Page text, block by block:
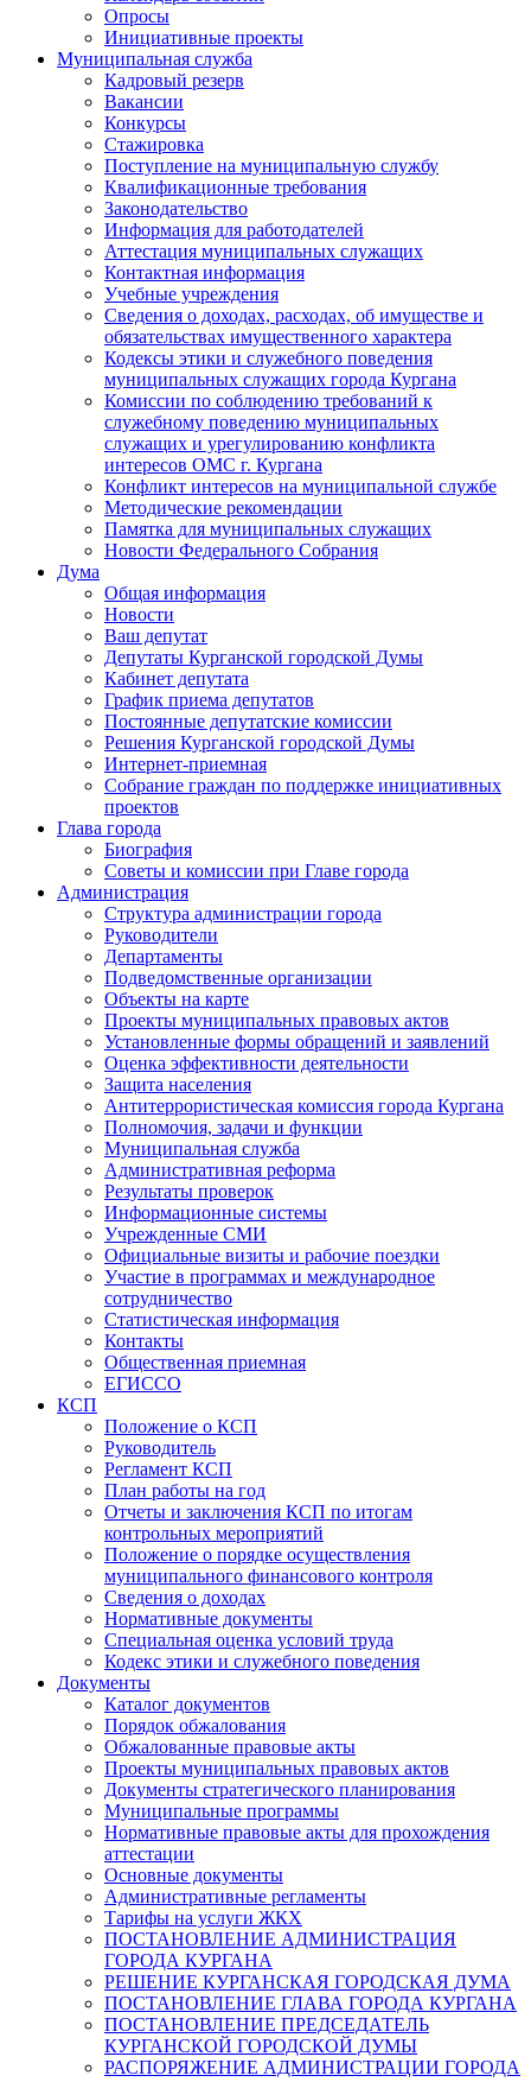
Опросы
Инициативные проекты
Муниципальная служба
Кадровый резерв
Вакансии
Конкурсы
Стажировка
Поступление на муниципальную службу
Квалификационные требования
Законодательство
Информация для работодателей
Аттестация муниципальных служащих
Контактная информация
Учебные учреждения
Сведения о доходах, расходах, об имуществе и
обязательствах имущественного характера
Кодексы этики и служебного поведения
муниципальных служащих города Кургана
Комиссии по соблюдению требований к
служебному поведению муниципальных
служащих и урегулированию конфликта
интересов ОМС г. Кургана
Конфликт интересов на муниципальной службе
Методические рекомендации
Памятка для муниципальных служащих
Новости Федерального Cобрания
Дума
Общая информация
Новости
Ваш депутат
Депутаты Курганской городской Думы
Кабинет депутата
График приема депутатов
Постоянные депутатские комиссии
Решения Курганской городской Думы
Интернет-приемная
Собрание граждан по поддержке инициативных
проектов
Глава города
Биография
Советы и комиссии при Главе города
Администрация
Структура администрации города
Руководители
Департаменты
Подведомственные организации
Объекты на карте
Проекты муниципальных правовых актов
Установленные формы обращений и заявлений
Оценка эффективности деятельности
Защита населения
Антитеррористическая комиссия города Кургана
Полномочия, задачи и функции
Муниципальная служба
Административная реформа
Результаты проверок
Информационные системы
Учрежденные СМИ
Официальные визиты и рабочие поездки
Участие в программах и международное
сотрудничество
Статистическая информация
Контакты
Общественная приемная
ЕГИССО
КСП
Положение о КСП
Руководитель
Регламент КСП
План работы на год
Отчеты и заключения КСП по итогам
контрольных мероприятий
Положение о порядке осуществления
муниципального финансового контроля
Сведения о доходах
Нормативные документы
Специальная оценка условий труда
Кодекс этики и служебного поведения
Документы
Каталог документов
Порядок обжалования
Обжалованные правовые акты
Проекты муниципальных правовых актов
Документы стратегического планирования
Муниципальные программы
Нормативные правовые акты для прохождения
аттестации
Основные документы
Административные регламенты
Тарифы на услуги ЖКХ
ПОСТАНОВЛЕНИЕ АДМИНИСТРАЦИЯ
ГОРОДА КУРГАНА
РЕШЕНИЕ КУРГАНСКАЯ ГОРОДСКАЯ ДУМА
ПОСТАНОВЛЕНИЕ ГЛАВА ГОРОДА КУРГАНА
ПОСТАНОВЛЕНИЕ ПРЕДСЕДАТЕЛЬ
КУРГАНСКОЙ ГОРОДСКОЙ ДУМЫ
РАСПОРЯЖЕНИЕ АДМИНИСТРАЦИИ ГОРОДА